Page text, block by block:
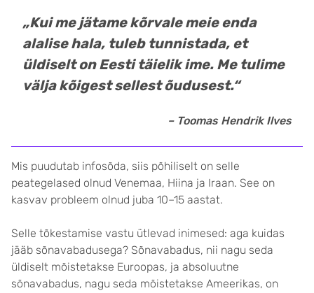
„Kui me jätame kõrvale meie enda
alalise hala, tuleb tunnistada, et
üldiselt on Eesti täielik ime. Me tulime
välja kõigest sellest õudusest.“
– Toomas Hendrik Ilves
Mis puudutab infosõda, siis põhiliselt on selle
peategelased olnud Venemaa, Hiina ja Iraan. See on
kasvav probleem olnud juba 10–15 aastat.
Selle tõkestamise vastu ütlevad inimesed: aga kuidas
jääb sõnavabadusega? Sõnavabadus, nii nagu seda
üldiselt mõistetakse Euroopas, ja absoluutne
sõnavabadus, nagu seda mõistetakse Ameerikas, on